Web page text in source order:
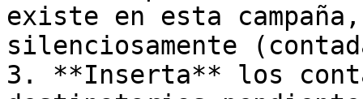
existe en esta
silenciosamente
3. **Inserta** los